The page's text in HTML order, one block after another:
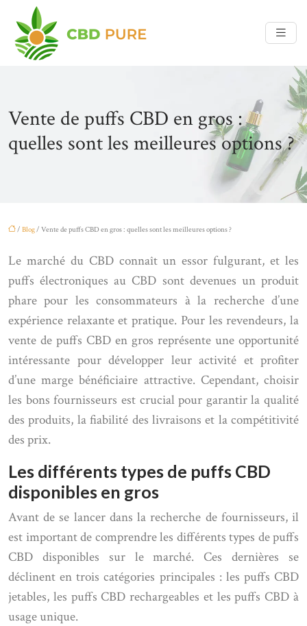
Vente de puffs CBD en gros :
quelles sont les meilleures options ?
/ Blog/ Vente de puffs CBD en gros : quelles sont les meilleures options ?
Le marché du CBD connaît un essor fulgurant, et les
puffs électroniques au CBD sont devenues un produit
phare pour les consommateurs à la recherche d’une
expérience relaxante et pratique. Pour les revendeurs, la
vente de puffs CBD en gros représente une opportunité
intéressante pour développer leur activité et profiter
d’une marge bénéficiaire attractive. Cependant, choisir
les bons fournisseurs est crucial pour garantir la qualité
des produits, la fiabilité des livraisons et la compétitivité
des prix.
Les différents types de puffs CBD
disponibles en gros
Avant de se lancer dans la recherche de fournisseurs, il
est important de comprendre les différents types de puffs
CBD disponibles sur le marché. Ces dernières se
déclinent en trois catégories principales : les puffs CBD
jetables, les puffs CBD rechargeables et les puffs CBD à
usage unique.